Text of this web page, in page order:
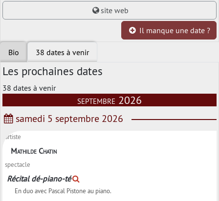
site web
Il manque une date ?
Bio 38 dates à venir
Les prochaines dates
38 dates à venir
septembre 2026
samedi 5 septembre 2026
artiste
Mathilde Chatin
spectacle
Récital dé-piano-té
En duo avec Pascal Pistone au piano.